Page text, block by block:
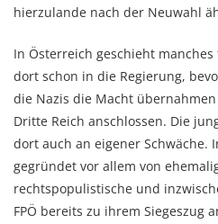
hierzulande nach der Neuwahl
In Österreich geschieht
dort schon in die Regierung,
die Nazis die Macht
Dritte Reich anschlossen. Die
dort auch an eigener Schwäche.
gegründet vor allem von
rechtspopulistische und
FPÖ bereits zu ihrem Siegeszug